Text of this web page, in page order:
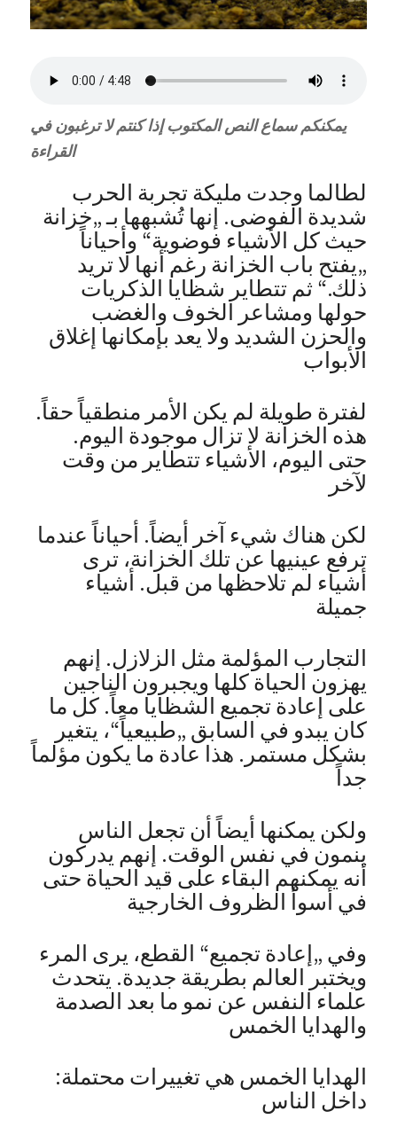
يمكنكم سماع النص المكتوب إذا كنتم لا ترغبون في
القراءة
لطالما وجدت مليكة تجربة الحرب
شديدة الفوضى. إنها تُشبهها بـ „خزانة
حيث كل الأشياء فوضوية“ وأحياناً
„يفتح باب الخزانة رغم أنها لا تريد
ذلك.“ ثم تتطاير شظايا الذكريات
حولها ومشاعر الخوف والغضب
والحزن الشديد ولا يعد بإمكانها إغلاق
الأبواب
لفترة طويلة لم يكن الأمر منطقياً حقاً.
هذه الخزانة لا تزال موجودة اليوم.
حتى اليوم، الأشياء تتطاير من وقت
لآخر
لكن هناك شيء آخر أيضاً. أحياناً عندما
ترفع عينيها عن تلك الخزانة، ترى
أشياء لم تلاحظها من قبل. أشياء
جميلة
التجارب المؤلمة مثل الزلازل. إنهم
يهزون الحياة كلها ويجبرون الناجين
على إعادة تجميع الشظايا معاً. كل ما
كان يبدو في السابق „طبيعياً“، يتغير
بشكل مستمر. هذا عادة ما يكون مؤلماً
جداً
ولكن يمكنها أيضاً أن تجعل الناس
ينمون في نفس الوقت. إنهم يدركون
أنه يمكنهم البقاء على قيد الحياة حتى
في أسوأ الظروف الخارجية
وفي „إعادة تجميع“ القطع، يرى المرء
ويختبر العالم بطريقة جديدة. يتحدث
علماء النفس عن نمو ما بعد الصدمة
والهدايا الخمس
:الهدايا الخمس هي تغييرات محتملة
داخل الناس